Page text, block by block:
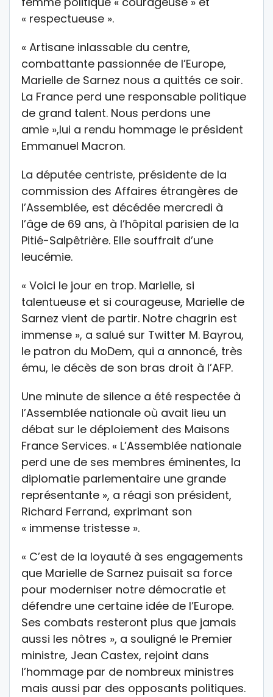
« respectueuse ».
« Artisane inlassable du centre,
combattante passionnée de l’Europe,
Marielle de Sarnez nous a quittés ce soir.
La France perd une responsable politique
de grand talent. Nous perdons une
amie »,lui a rendu hommage le président
Emmanuel Macron.
La députée centriste, présidente de la
commission des Affaires étrangères de
l’Assemblée, est décédée mercredi à
l’âge de 69 ans, à l’hôpital parisien de la
Pitié-Salpêtrière. Elle souffrait d’une
leucémie.
« Voici le jour en trop. Marielle, si
talentueuse et si courageuse, Marielle de
Sarnez vient de partir. Notre chagrin est
immense », a salué sur Twitter M. Bayrou,
le patron du MoDem, qui a annoncé, très
ému, le décès de son bras droit à l’AFP.
Une minute de silence a été respectée à
l’Assemblée nationale où avait lieu un
débat sur le déploiement des Maisons
France Services. « L’Assemblée nationale
perd une de ses membres éminentes, la
diplomatie parlementaire une grande
représentante », a réagi son président,
Richard Ferrand, exprimant son
« immense tristesse ».
« C’est de la loyauté à ses engagements
que Marielle de Sarnez puisait sa force
pour moderniser notre démocratie et
défendre une certaine idée de l’Europe.
Ses combats resteront plus que jamais
aussi les nôtres », a souligné le Premier
ministre, Jean Castex, rejoint dans
l’hommage par de nombreux ministres
mais aussi par des opposants politiques.